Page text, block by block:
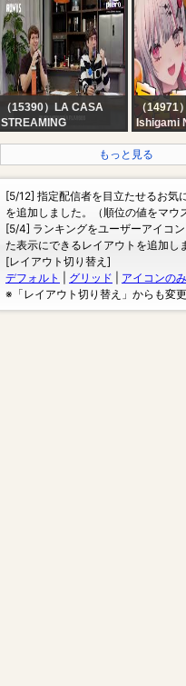
【 リ・
出修理
バイス修
た。 【
れな 】
（15390）LA CASA
STREAMING
PONCE, SEBI, MANU
DONS, LEAN SAIFIR y
（14971
Ishigami
【 ドラゴ
ンボール
おおおお
【にじさ
神のぞみ
もっと見る
[5/12] 指定配信者を目立たせるお気
を追加しました。（順位の値をマウ
[5/4] ランキングをユーザーアイコ
た表示にできるレイアウトを追加し
[レイアウト切り替え]
デフォルト
グリッド
アイコンのみ
※「レイアウト切り替え」からも変更